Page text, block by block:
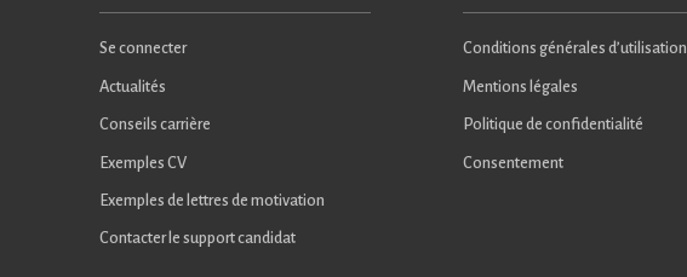
Se connecter
Actualités
Conseils carrière
Exemples CV
Exemples de lettres de motivation
Contacter le support candidat
Conditions générales d’utilisation
Mentions légales
Politique de confidentialité
Consentement